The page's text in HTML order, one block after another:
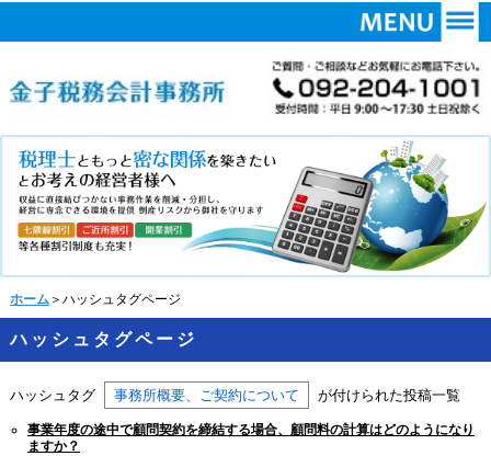
ホーム ＞ハッシュタグページ
ハッシュタグページ
ハッシュタグ 事務所概要、ご契約について が付けられた投稿一覧
事業年度の途中で顧問契約を締結する場合、顧問料の計算はどのようになり
ますか？